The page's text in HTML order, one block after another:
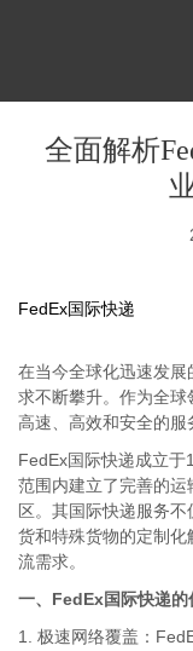
全面解析
FedEx国际快递
在当今全球化迅速发
求不断攀升。作为全
高速、高效和安全的服
FedEx国际快递成立
范围内建立了完善的
区。其国际快递服务
货和特殊货物的定制
流需求。
一、FedEx国际快递的
1. 极速网络覆盖：